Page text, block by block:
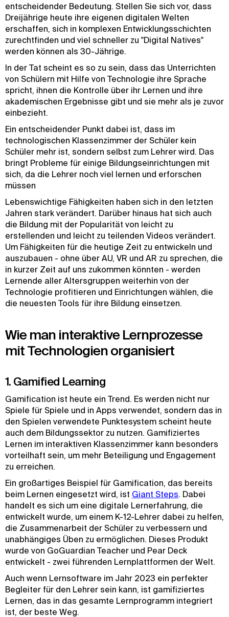
entscheidender Bedeutung. Stellen Sie sich vor, dass
Dreijährige heute ihre eigenen digitalen Welten
erschaffen, sich in komplexen Entwicklungsschichten
zurechtfinden und viel schneller zu "Digital Natives"
werden können als 30-Jährige.
In der Tat scheint es so zu sein, dass das Unterrichten
von Schülern mit Hilfe von Technologie ihre Sprache
spricht, ihnen die Kontrolle über ihr Lernen und ihre
akademischen Ergebnisse gibt und sie mehr als je zuvor
einbezieht.
Ein entscheidender Punkt dabei ist, dass im
technologischen Klassenzimmer der Schüler kein
Schüler mehr ist, sondern selbst zum Lehrer wird. Das
bringt Probleme für einige Bildungseinrichtungen mit
sich, da die Lehrer noch viel lernen und erforschen
müssen
Lebenswichtige Fähigkeiten haben sich in den letzten
Jahren stark verändert. Darüber hinaus hat sich auch
die Bildung mit der Popularität von leicht zu
erstellenden und leicht zu teilenden Videos verändert.
Um Fähigkeiten für die heutige Zeit zu entwickeln und
auszubauen - ohne über AU, VR und AR zu sprechen, die
in kurzer Zeit auf uns zukommen könnten - werden
Lernende aller Altersgruppen weiterhin von der
Technologie profitieren und Einrichtungen wählen, die
die neuesten Tools für ihre Bildung einsetzen.
Wie man interaktive Lernprozesse
mit Technologien organisiert
1. Gamified Learning
Gamification ist heute ein Trend. Es werden nicht nur
Spiele für Spiele und in Apps verwendet, sondern das in
den Spielen verwendete Punktesystem scheint heute
auch dem Bildungssektor zu nutzen. Gamifiziertes
Lernen im interaktiven Klassenzimmer kann besonders
vorteilhaft sein, um mehr Beteiligung und Engagement
zu erreichen.
Ein großartiges Beispiel für Gamification, das bereits
beim Lernen eingesetzt wird, ist Giant Steps. Dabei
handelt es sich um eine digitale Lernerfahrung, die
entwickelt wurde, um einem K-12-Lehrer dabei zu helfen,
die Zusammenarbeit der Schüler zu verbessern und
unabhängiges Üben zu ermöglichen. Dieses Produkt
wurde von GoGuardian Teacher und Pear Deck
entwickelt - zwei führenden Lernplattformen der Welt.
Auch wenn Lernsoftware im Jahr 2023 ein perfekter
Begleiter für den Lehrer sein kann, ist gamifiziertes
Lernen, das in das gesamte Lernprogramm integriert
ist, der beste Weg.